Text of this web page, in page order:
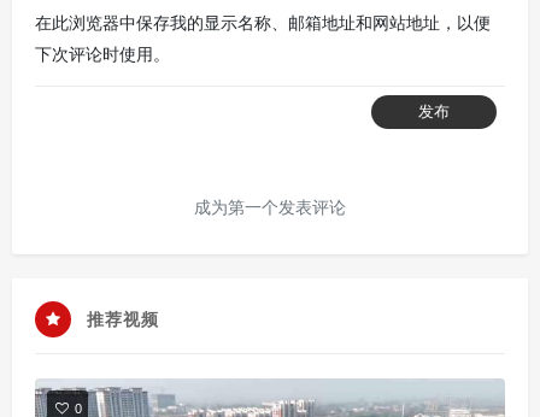
在此浏览器中保存我的显示名称、邮箱地址和网站地址，以便
下次评论时使用。
发布
成为第一个发表评论
推荐视频
0